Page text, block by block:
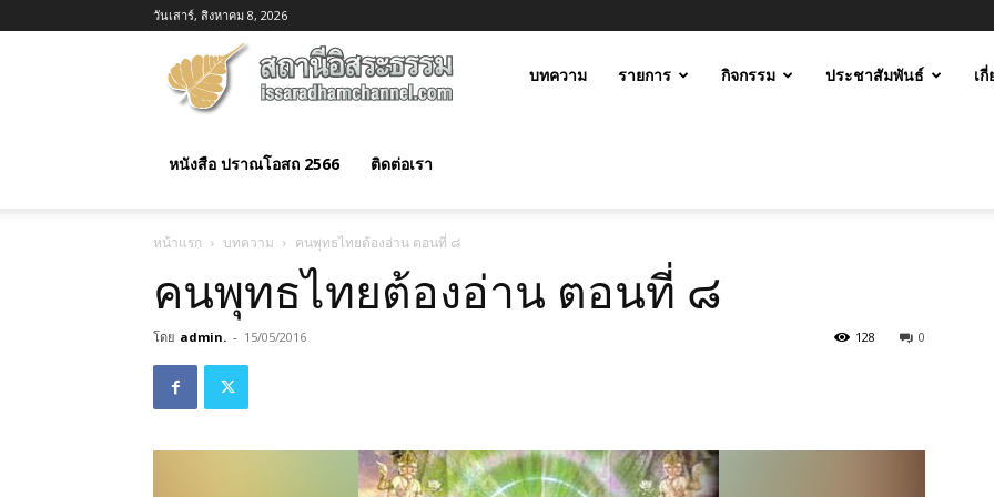
วันเสาร์, สิงหาคม 8, 2026
บทความ รายการ กิจกรรม ประชาสัมพันธ์ เ
หนังสือ ปราณโอสถ 2566 ติดต่อเรา
หน้าแรก บทความ คนพุทธไทยต้องอ่าน ตอนที่ ๘
คนพุทธไทยต้องอ่าน ตอนที่ ๘
โดย admin. - 15/05/2016 0
128